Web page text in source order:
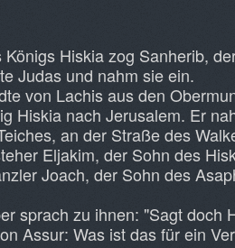
Hiskia zog Sanherib,
Judas und nahm sie ein.
von Lachis aus den
Hiskia nach Jerusalem. Er
an der Straße des
Eljakim, der Sohn des
Joach, der Sohn des
sprach zu ihnen: "Sagt doch
Assur: Was ist das für ein